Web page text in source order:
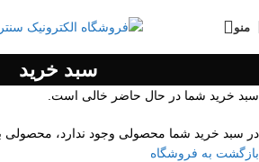
منو
سبد خرید
سبد خرید شما در حال حاضر خالی است.
در سبد خرید شما محصولی وجود ندارد، محصولی به
بازگشت به فروشگاه